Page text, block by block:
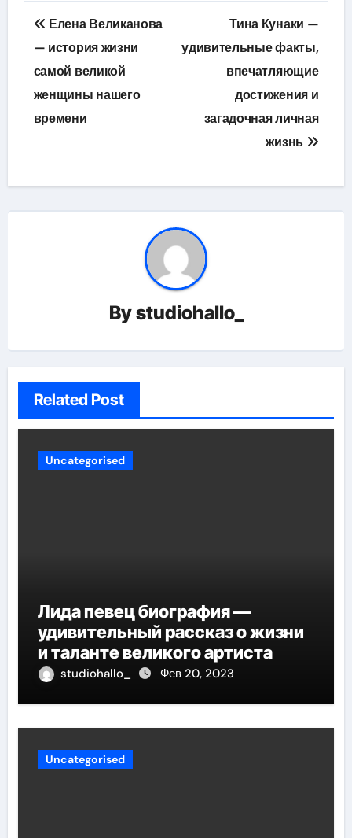
Навигация
по
записям
Елена Великанова
— история жизни
самой великой
женщины нашего
времени
Тина Кунаки —
удивительные факты,
впечатляющие
достижения и
загадочная личная
жизнь
Bystudiohallo_
Related Post
Uncategorised
Лида певец биография —
удивительный рассказ о жизни
и таланте великого артиста
studiohallo_ Фев 20, 2023
Uncategorised